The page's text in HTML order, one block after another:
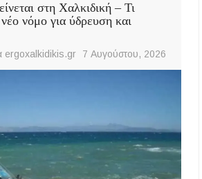
στη Χαλκιδική – Τι
νόμο για ύδρευση και
ergoxalkidikis.gr 7 Αυγούστου, 2026